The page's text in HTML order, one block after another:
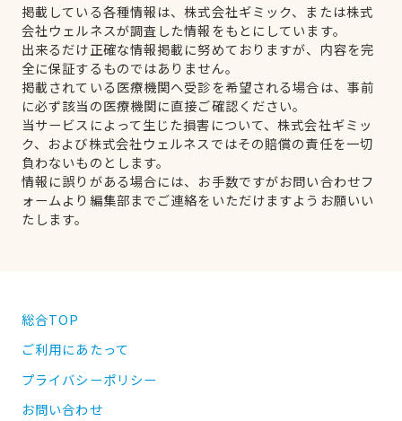
掲載している各種情報は、株式会社ギミック、または株式
会社ウェルネスが調査した情報をもとにしています。
出来るだけ正確な情報掲載に努めておりますが、内容を完
全に保証するものではありません。
掲載されている医療機関へ受診を希望される場合は、事前
に必ず該当の医療機関に直接ご確認ください。
当サービスによって生じた損害について、株式会社ギミッ
ク、および株式会社ウェルネスではその賠償の責任を一切
負わないものとします。
情報に誤りがある場合には、お手数ですがお問い合わせフ
ォームより編集部までご連絡をいただけますようお願いい
たします。
総合TOP
ご利用にあたって
プライバシーポリシー
お問い合わせ